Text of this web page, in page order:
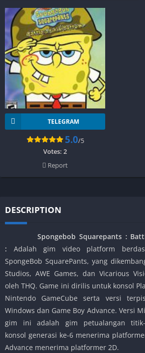
TELEGRAM
5.0/5
Votes: 2
Report
DESCRIPTION
Spongebob Squarepants :
: Adalah gim video platform
SpongeBob SquarePants, yang
Studios, AWE Games, dan Vicarious
oleh THQ. Game ini dirilis untuk konsol
Nintendo GameCube serta versi
Windows dan Game Boy Advance. Versi
gim ini adalah gim petualangan titik-
konsol generasi ke-6 menerima
Advance menerima platformer 2D.